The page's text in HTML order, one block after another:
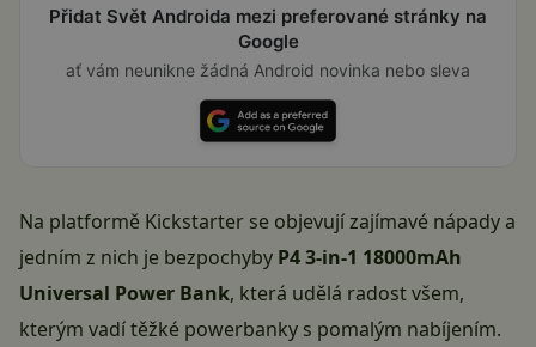
Přidat Svět Androida mezi preferované stránky na
Google
ať vám neunikne žádná Android novinka nebo sleva
Na platformě Kickstarter se objevují zajímavé nápady a
jedním z nich je bezpochyby P4 3-in-1 18000mAh
Universal Power Bank, která udělá radost všem,
kterým vadí těžké powerbanky s pomalým nabíjením.